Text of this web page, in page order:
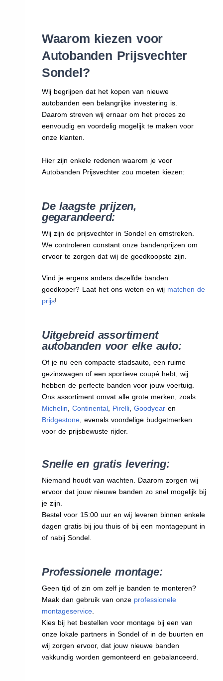
Waarom kiezen voor
Autobanden Prijsvechter
Sondel?
Wij begrijpen dat het kopen van nieuwe
autobanden een belangrijke investering is.
Daarom streven wij ernaar om het proces zo
eenvoudig en voordelig mogelijk te maken voor
onze klanten.
Hier zijn enkele redenen waarom je voor
Autobanden Prijsvechter zou moeten kiezen:
De laagste prijzen,
gegarandeerd:
Wij zijn de prijsvechter in Sondel en omstreken.
We controleren constant onze bandenprijzen om
ervoor te zorgen dat wij de goedkoopste zijn.
Vind je ergens anders dezelfde banden
goedkoper? Laat het ons weten en wij matchen de
prijs!
Uitgebreid assortiment
autobanden voor elke auto:
Of je nu een compacte stadsauto, een ruime
gezinswagen of een sportieve coupé hebt, wij
hebben de perfecte banden voor jouw voertuig.
Ons assortiment omvat alle grote merken, zoals
Michelin, Continental, Pirelli, Goodyearen
Bridgestone, evenals voordelige budgetmerken
voor de prijsbewuste rijder.
Snelle en gratis levering:
Niemand houdt van wachten. Daarom zorgen wij
ervoor dat jouw nieuwe banden zo snel mogelijk bij
je zijn.
Bestel voor 15:00 uur en wij leveren binnen enkele
dagen gratis bij jou thuis of bij een montagepunt in
of nabij Sondel.
Professionele montage:
Geen tijd of zin om zelf je banden te monteren?
Maak dan gebruik van onze professionele
montageservice.
Kies bij het bestellen voor montage bij een van
onze lokale partners in Sondel of in de buurten en
wij zorgen ervoor, dat jouw nieuwe banden
vakkundig worden gemonteerd en gebalanceerd.